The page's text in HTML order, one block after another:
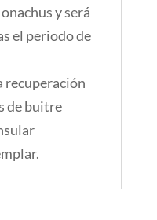
y será
el periodo de
recuperación
de buitre